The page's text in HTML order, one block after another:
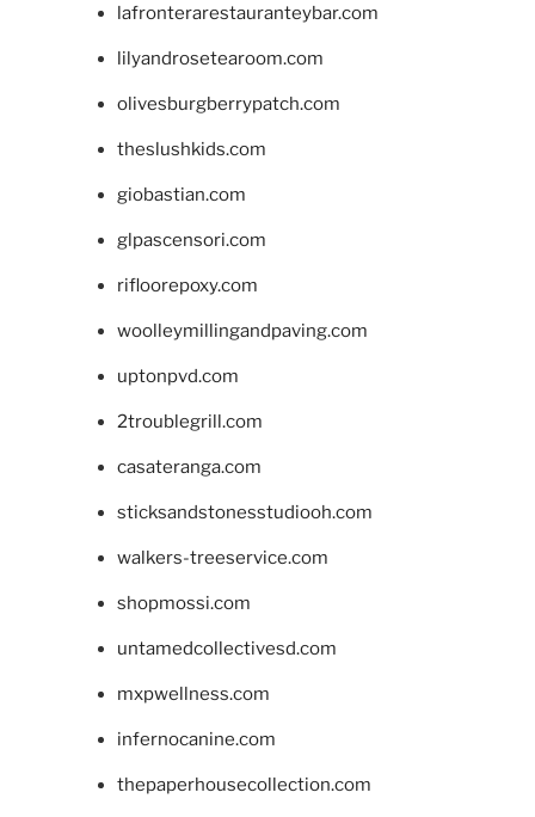
lafronterarestauranteybar.com
lilyandrosetearoom.com
olivesburgberrypatch.com
theslushkids.com
giobastian.com
glpascensori.com
rifloorepoxy.com
woolleymillingandpaving.com
uptonpvd.com
2troublegrill.com
casateranga.com
sticksandstonesstudiooh.com
walkers-treeservice.com
shopmossi.com
untamedcollectivesd.com
mxpwellness.com
infernocanine.com
thepaperhousecollection.com